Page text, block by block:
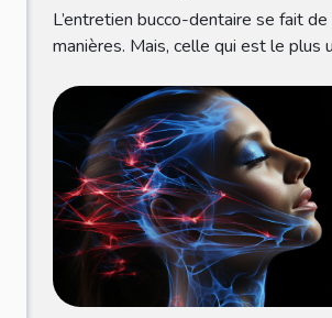
L’entretien bucco-dentaire se fait
manières. Mais, celle qui est le plus